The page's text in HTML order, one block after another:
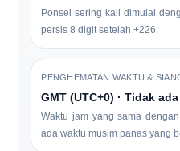
Ponsel sering kali dimulai
persis8 digitsetelah +226.
PENGHEMATAN WAKTU &
GMT (UTC+0) · Tidak
Waktu jam yang sama
ada waktu musim panas yang